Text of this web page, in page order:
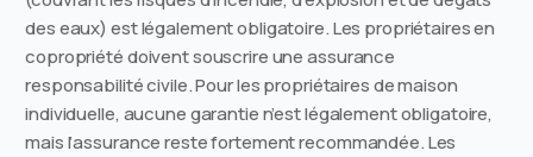
des eaux) est légalement obligatoire. Les propriétaires en
copropriété doivent souscrire une assurance
responsabilité civile. Pour les propriétaires de maison
individuelle, aucune garantie n’est légalement obligatoire,
mais l’assurance reste fortement recommandée. Les